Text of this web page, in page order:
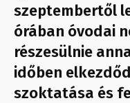
szeptembertől
órában óvodai
részesülnie
időben
szoktatása és